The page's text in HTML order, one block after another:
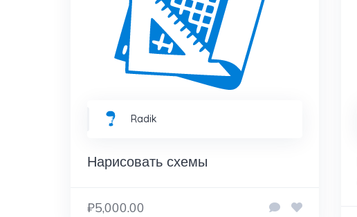
Radik
Нарисовать схемы
₽5,000.00